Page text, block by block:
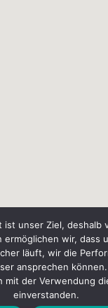
Messe-Süd A. & T.
ist unser Ziel, deshalb
ermöglichen wir, dass
läuft, wir die
ansprechen können.
mit der Verwendung
einverstanden.